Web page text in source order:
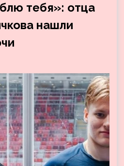
тебя»: отца
нашли